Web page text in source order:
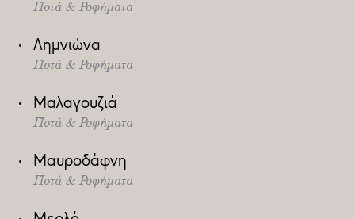
Ποτά & Ροφήματα
Λημνιώνα
Ποτά & Ροφήματα
Μαλαγουζιά
Ποτά & Ροφήματα
Μαυροδάφνη
Ποτά & Ροφήματα